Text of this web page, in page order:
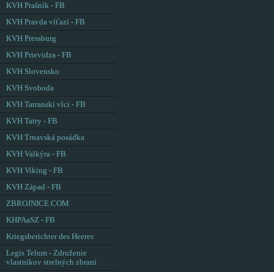
KVH Prašník - FB
KVH Pravda víťazí - FB
KVH Pressburg
KVH Prievidza - FB
KVH Slovensko
KVH Svoboda
KVH Tatranskí vlci - FB
KVH Tatry - FB
KVH Trnavská posádka
KVH Valkýra - FB
KVH Viking - FB
KVH Západ - FB
ZBROJNICE.COM
KHPAaSZ - FB
Kriegsberichter des Heeres
Legis Telum - Združenie
vlastníkov strelných zbraní